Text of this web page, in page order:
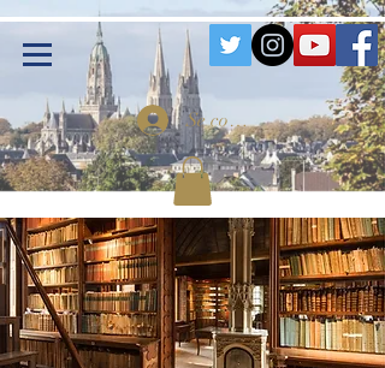
Se connecter